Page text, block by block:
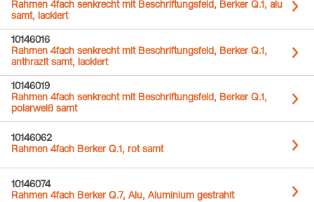
Rahmen 4fach senkrecht mit Beschriftungsfeld, Berker Q.1, alu
samt, lackiert
10146016
Rahmen 4fach senkrecht mit Beschriftungsfeld, Berker Q.1,
anthrazit samt, lackiert
10146019
Rahmen 4fach senkrecht mit Beschriftungsfeld, Berker Q.1,
polarweiß samt
10146062
Rahmen 4fach Berker Q.1, rot samt
10146074
Rahmen 4fach Berker Q.7, Alu, Aluminium gestrahlt